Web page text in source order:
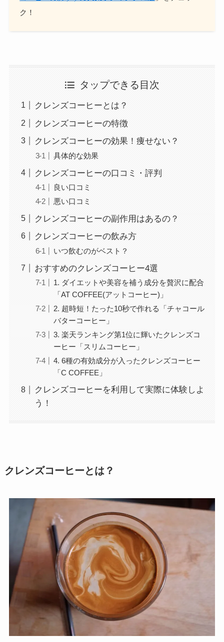
ク！
タップできる目次
クレンズコーヒーとは？
クレンズコーヒーの特徴
クレンズコーヒーの効果！痩せない？
具体的な効果
クレンズコーヒーの口コミ・評判
良い口コミ
悪い口コミ
クレンズコーヒーの副作用はあるの？
クレンズコーヒーの飲み方
いつ飲むのがベスト？
おすすめのクレンズコーヒー4選
1. ダイエットや美容を補う成分を贅沢に配合
「AT COFFEE(アットコーヒー)」
2. 超時短！たった10秒で作れる「チャコール
バターコーヒー」
3. 楽天ランキング第1位に輝いたクレンズコ
ーヒー「スリムコーヒー」
4. 6種の有効成分が入ったクレンズコーヒー
「C COFFEE」
クレンズコーヒーを利用して実際に体験しよ
う！
クレンズコーヒーとは？